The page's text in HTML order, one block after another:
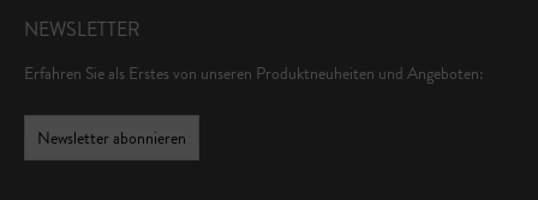
NEWSLETTER
Erfahren Sie als Erstes von unseren Produktneuheiten und Angeboten:
Newsletter abonnieren